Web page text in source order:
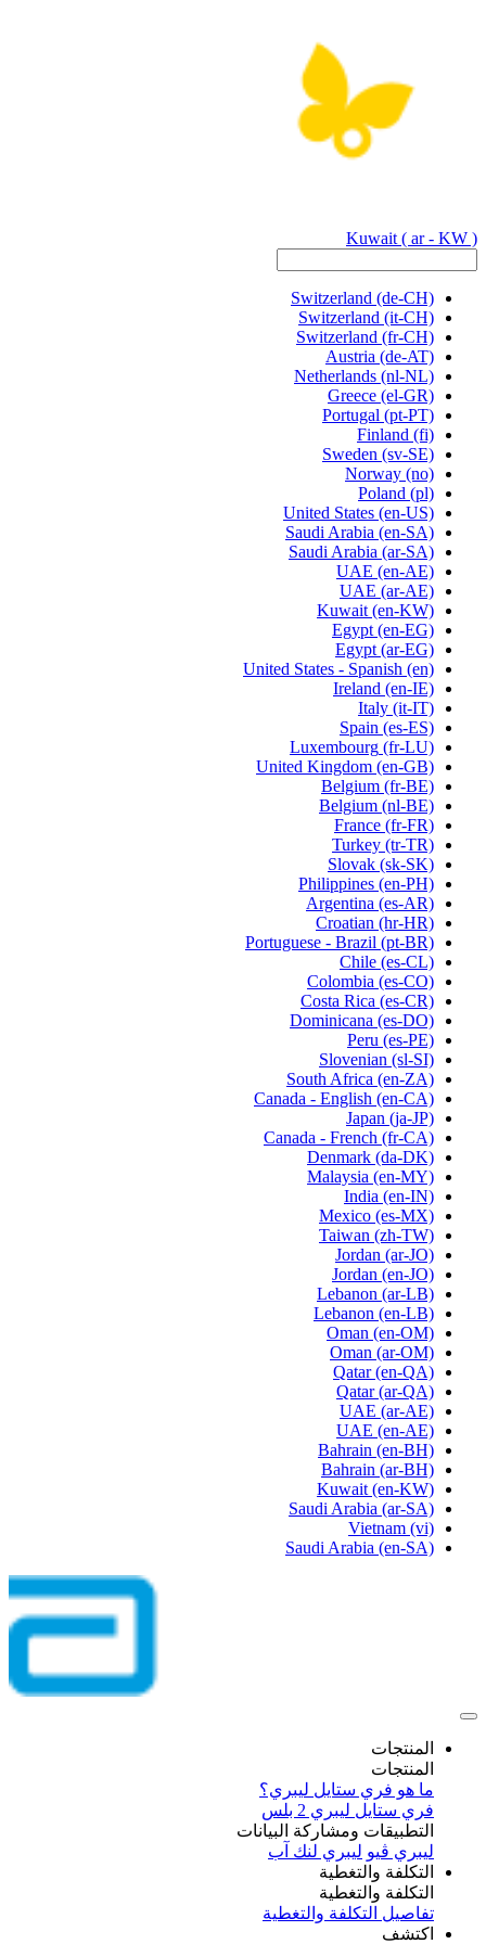
Kuwait ( ar - KW )
Switzerland (de-CH)
Switzerland (it-CH)
Switzerland (fr-CH)
Austria (de-AT)
Netherlands (nl-NL)
Greece (el-GR)
Portugal (pt-PT)
Finland (fi)
Sweden (sv-SE)
Norway (no)
Poland (pl)
United States (en-US)
Saudi Arabia (en-SA)
Saudi Arabia (ar-SA)
UAE (en-AE)
UAE (ar-AE)
Kuwait (en-KW)
Egypt (en-EG)
Egypt (ar-EG)
United States - Spanish (en)
Ireland (en-IE)
Italy (it-IT)
Spain (es-ES)
Luxembourg (fr-LU)
United Kingdom (en-GB)
Belgium (fr-BE)
Belgium (nl-BE)
France (fr-FR)
Turkey (tr-TR)
Slovak (sk-SK)
Philippines (en-PH)
Argentina (es-AR)
Croatian (hr-HR)
Portuguese - Brazil (pt-BR)
Chile (es-CL)
Colombia (es-CO)
Costa Rica (es-CR)
Dominicana (es-DO)
Peru (es-PE)
Slovenian (sl-SI)
South Africa (en-ZA)
Canada - English (en-CA)
Japan (ja-JP)
Canada - French (fr-CA)
Denmark (da-DK)
Malaysia (en-MY)
India (en-IN)
Mexico (es-MX)
Taiwan (zh-TW)
Jordan (ar-JO)
Jordan (en-JO)
Lebanon (ar-LB)
Lebanon (en-LB)
Oman (en-OM)
Oman (ar-OM)
Qatar (en-QA)
Qatar (ar-QA)
UAE (ar-AE)
UAE (en-AE)
Bahrain (en-BH)
Bahrain (ar-BH)
Kuwait (en-KW)
Saudi Arabia (ar-SA)
Vietnam (vi)
Saudi Arabia (en-SA)
المنتجات
المنتجات
ما هو فري ستايل ليبري؟
فري ستايل ليبري 2 بلس​
التطبيقات ومشاركة البيانات
ليبري ڤيو ليبري لنك آب
التكلفة والتغطية
التكلفة والتغطية
تفاصيل التكلفة والتغطية
اكتشف​